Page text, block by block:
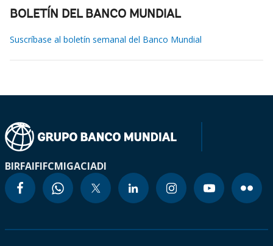
BOLETÍN DEL BANCO MUNDIAL
Suscríbase al boletín semanal del Banco Mundial
BIRFAIFIFCMIGACIADI